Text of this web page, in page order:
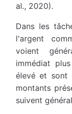
al., 2020).
Dans les
l'argent
voient
immédiat
élevé et sont
montants
suivent